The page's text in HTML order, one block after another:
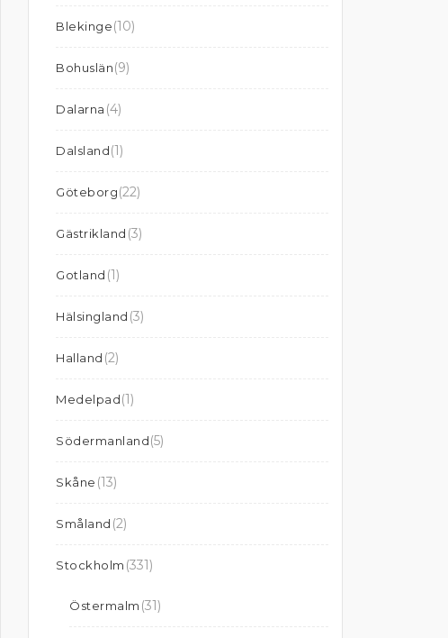
Blekinge(10)
Bohuslän(9)
Dalarna (4)
Dalsland(1)
Göteborg(22)
Gästrikland (3)
Gotland (1)
Hälsingland (3)
Halland (2)
Medelpad(1)
Södermanland(5)
Skåne (13)
Småland (2)
Stockholm (331)
Östermalm (31)